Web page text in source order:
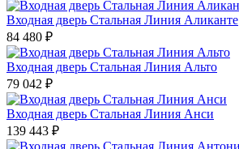
Входная дверь Стальная Линия Аликанте
84 480 ₽
Входная дверь Стальная Линия Альто
79 042 ₽
Входная дверь Стальная Линия Анси
139 443 ₽